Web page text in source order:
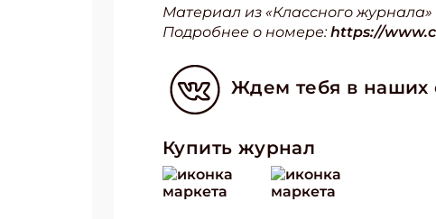
Материал из «Классного журнала»
Подробнее о номере:https://
Ждем тебя в наших
Купить журнал